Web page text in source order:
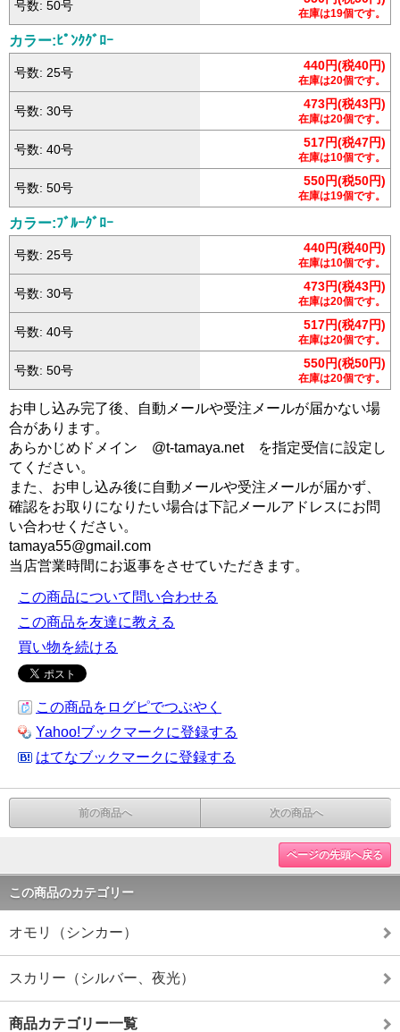
号数: 50号
在庫は19個です。
カラー:ﾋﾟﾝｸｸﾞﾛｰ
号数: 25号 440円(税40円)
在庫は20個です。
号数: 30号 473円(税43円)
在庫は20個です。
号数: 40号 517円(税47円)
在庫は10個です。
号数: 50号 550円(税50円)
在庫は19個です。
カラー:ﾌﾞﾙｰｸﾞﾛｰ
号数: 25号 440円(税40円)
在庫は10個です。
号数: 30号 473円(税43円)
在庫は20個です。
号数: 40号 517円(税47円)
在庫は20個です。
号数: 50号 550円(税50円)
在庫は20個です。
お申し込み完了後、自動メールや受注メールが届かない場
合があります。
あらかじめドメイン @t-tamaya.net を指定受信に設定し
てください。
また、お申し込み後に自動メールや受注メールが届かず、
確認をお取りになりたい場合は下記メールアドレスにお問
い合わせください。
tamaya55@gmail.com
当店営業時間にお返事をさせていただきます。
この商品について問い合わせる
この商品を友達に教える
買い物を続ける
この商品をログピでつぶやく
Yahoo!ブックマークに登録する
はてなブックマークに登録する
前の商品へ 次の商品へ
ページの先頭へ戻る
この商品のカテゴリー
オモリ（シンカー）
スカリー（シルバー、夜光）
商品カテゴリー一覧